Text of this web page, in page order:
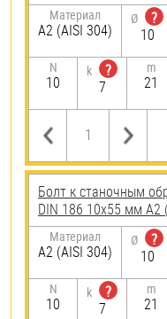
Материал
А2 (AISI 304)
Ø
?
10
N
10
k
?
7
m
21
Болт к станочным
DIN 186 10х55 мм А2
Материал
А2 (AISI 304)
Ø
?
10
N
10
k
?
7
m
21